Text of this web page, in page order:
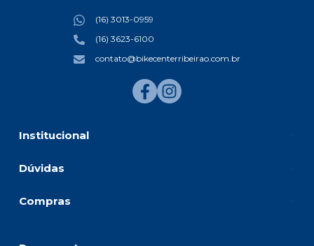
Institucional
Dúvidas
Compras
(16) 3013-0959
(16) 3623-6100
contato@bikecenterribeirao.com.br